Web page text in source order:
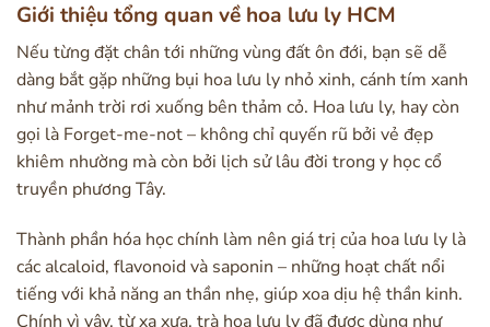
Giới thiệu tổng quan về hoa lưu ly HCM
Nếu từng đặt chân tới những vùng đất ôn đới, bạn sẽ dễ
dàng bắt gặp những bụi hoa lưu ly nhỏ xinh, cánh tím xanh
như mảnh trời rơi xuống bên thảm cỏ. Hoa lưu ly, hay còn
gọi là Forget-me-not – không chỉ quyến rũ bởi vẻ đẹp
khiêm nhường mà còn bởi lịch sử lâu đời trong y học cổ
truyền phương Tây.
Thành phần hóa học chính làm nên giá trị của hoa lưu ly là
các alcaloid, flavonoid và saponin – những hoạt chất nổi
tiếng với khả năng an thần nhẹ, giúp xoa dịu hệ thần kinh.
Chính vì vậy, từ xa xưa, trà hoa lưu ly đã được dùng như